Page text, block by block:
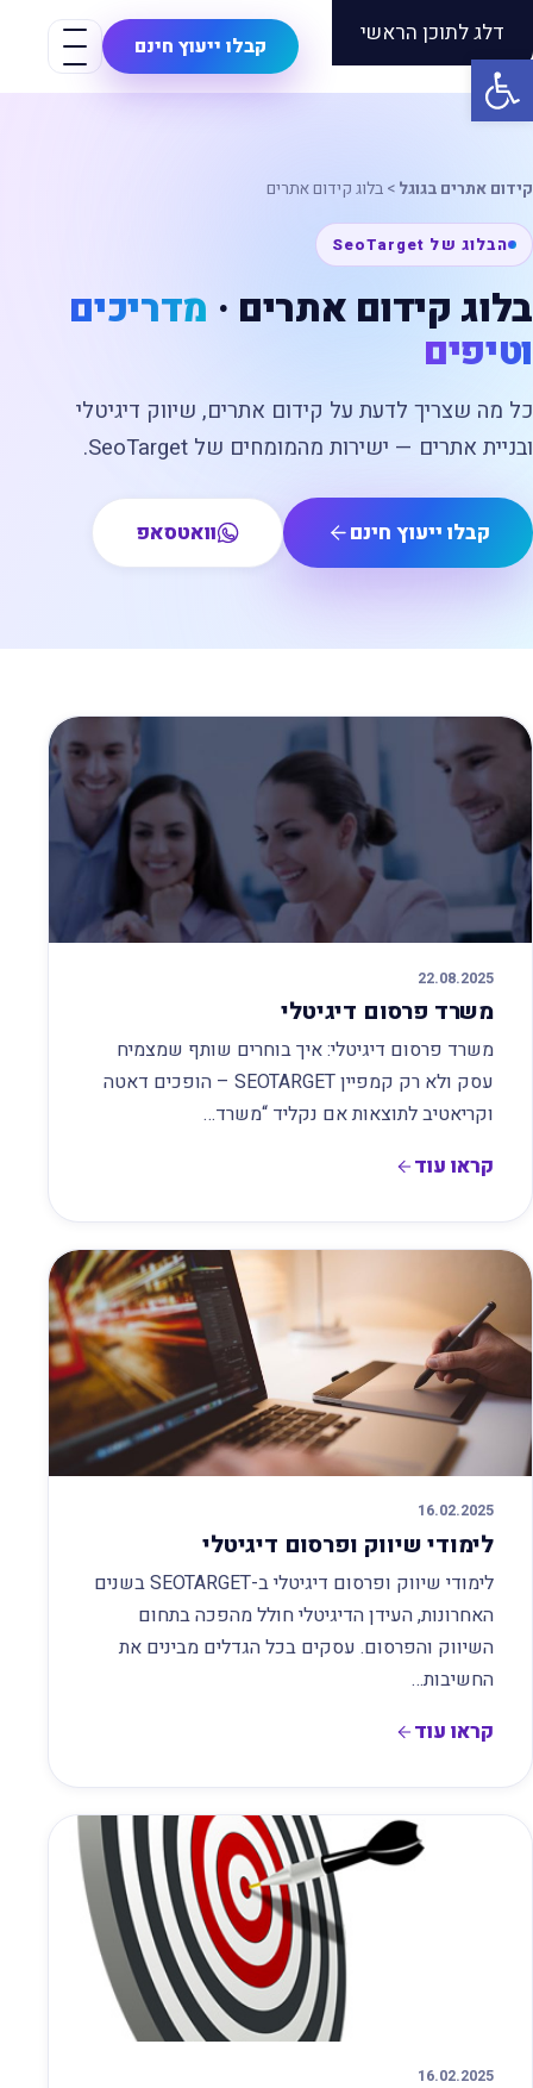
פתח סרגל נגישות
דלג לתוכן הראשי
SeoTarget קבלו ייעוץ חינם
קידום אתרים בגוגל > בלוג קידום אתרים
הבלוג של SeoTarget
בלוג קידום אתרים · מדריכים
וטיפים
כל מה שצריך לדעת על קידום אתרים, שיווק דיגיטלי
ובניית אתרים — ישירות מהמומחים של SeoTarget.
קבלו ייעוץ חינם וואטסאפ
22.08.2025
משרד פרסום דיגיטלי
משרד פרסום דיגיטלי: איך בוחרים שותף שמצמיח
עסק ולא רק קמפיין SEOTARGET – הופכים דאטה
וקריאטיב לתוצאות אם נקליד “משרד…
קראו עוד
16.02.2025
לימודי שיווק ופרסום דיגיטלי
לימודי שיווק ופרסום דיגיטלי ב-SEOTARGET בשנים
האחרונות, העידן הדיגיטלי חולל מהפכה בתחום
השיווק והפרסום. עסקים בכל הגדלים מבינים את
החשיבות…
קראו עוד
16.02.2025